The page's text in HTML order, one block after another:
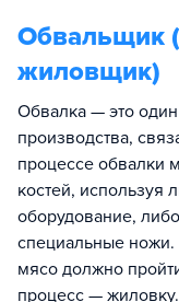
Обвальщик
жиловщик)
Обвалка — это
производства,
процессе обвалки
костей, используя
оборудование,
специальные
мясо должно
процесс —